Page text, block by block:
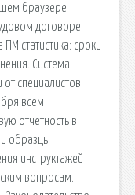
браузере
договоре
статистика: сроки
Система
специалистов
всем
отчетность в
и образцы
инструктажей
вопросам.